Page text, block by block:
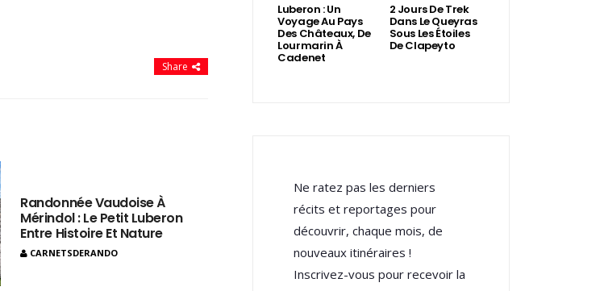
Share
Randonnée Vaudoise À
Mérindol : Le Petit Luberon
Entre Histoire Et Nature
CARNETSDERANDO
Luberon : Un
Voyage Au Pays
Des Châteaux, De
Lourmarin À
Cadenet
2 Jours De Trek
Dans Le Queyras
Sous Les Étoiles
De Clapeyto
Ne ratez pas les derniers
récits et reportages pour
découvrir, chaque mois, de
nouveaux itinéraires !
Inscrivez-vous pour recevoir la